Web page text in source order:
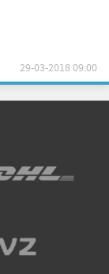
29-03-2018 09:00